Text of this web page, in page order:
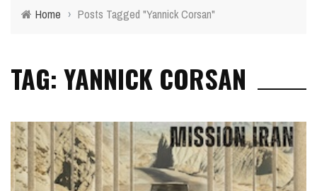
Home › Posts Tagged "Yannick Corsan"
TAG: YANNICK CORSAN